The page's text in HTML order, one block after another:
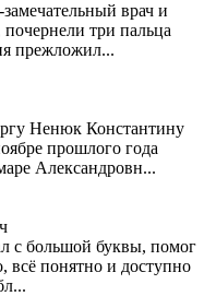
врач и
почернели три пальца
прежложил...
Ненюк Константину
прошлого года
Александровн...
с большой буквы, помог
всё понятно и доступно